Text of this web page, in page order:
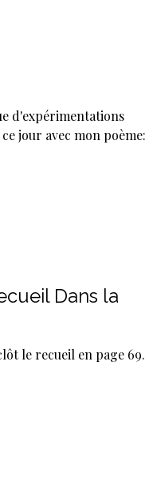
d'expérimentations
jour avec mon poème:
Dans la
le recueil en page 69.